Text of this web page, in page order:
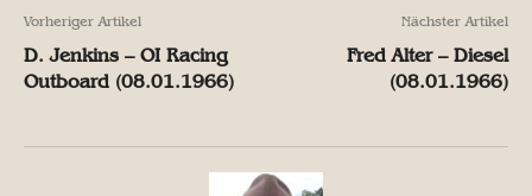
Vorheriger Artikel
D. Jenkins – OI Racing
Outboard (08.01.1966)
Nächster Artikel
Fred Alter – Diesel
(08.01.1966)